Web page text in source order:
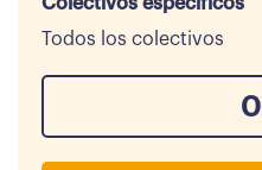
Todos los colectivos
0